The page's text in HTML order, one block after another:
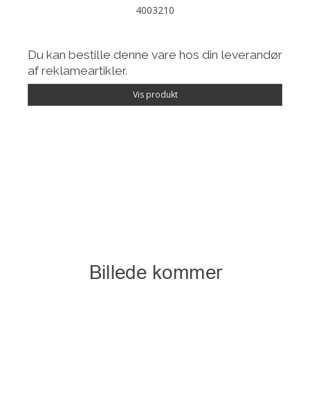
4003210
Du kan bestille denne vare hos din leverandør
af reklameartikler.
Vis produkt